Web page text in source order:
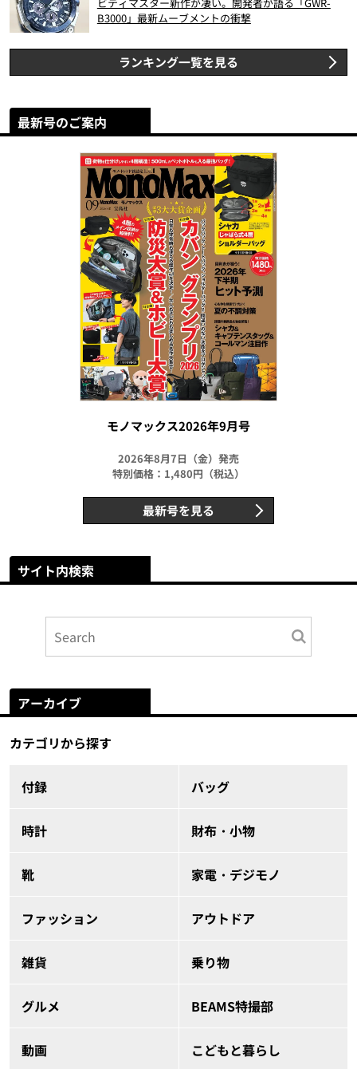
B3000」最新ムーブメントの衝撃
ランキング一覧を見る
最新号のご案内
モノマックス2026年9月号
2026年8月7日（金）発売
特別価格：1,480円（税込）
最新号を見る
サイト内検索
アーカイブ
カテゴリから探す
付録 バッグ
時計 財布・小物
靴 家電・デジモノ
ファッション アウトドア
雑貨 乗り物
グルメ BEAMS特撮部
動画 こどもと暮らし